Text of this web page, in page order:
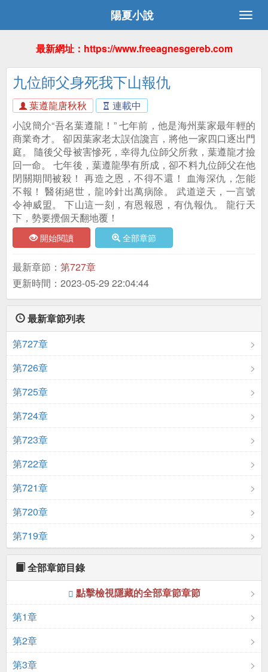
陽夏小說
最新網址：https://www.freeagnesgereb.com
九位師父身死我下山報仇
葉遵龍唐秋秋
連載中
小說簡介“吾名葉遵龍！” 七年前，他是海州葉家最年輕的
商業奇才。 卻因葉家老太誤信讒言，將他一家四口逐出門
庭。 隨後父母被害慘死，幸得九位師父所救，葉遵龍才撿
回一命。 七年後，葉遵龍學有所成，卻不料九位師父在他
閉關期間被殺！ 再造之恩，不得不還！ 血海深仇，怎能
不報！ 醫術絕世，龍吟針出萬病除。 武道逆天，一言號
令神威盟。 下山這一刻，有恩報恩，有仇報仇。 龍行天
下，勢要攪個天翻地覆！
開始閱讀 全部章節
最新章節： 第727章
更新時間：2023-05-29 22:04:44
最新章節列表
第727章
第726章
第725章
第724章
第723章
第722章
第721章
第720章
第719章
全部章節目錄
點擊檢視隱藏的全部章節章節
第1章
第2章
第3章